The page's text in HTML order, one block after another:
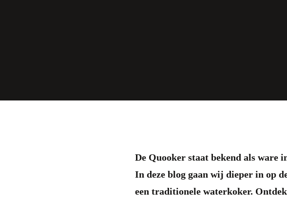
De Quooker staat bekend als ware
In deze blog gaan wij dieper in op
een traditionele waterkoker.